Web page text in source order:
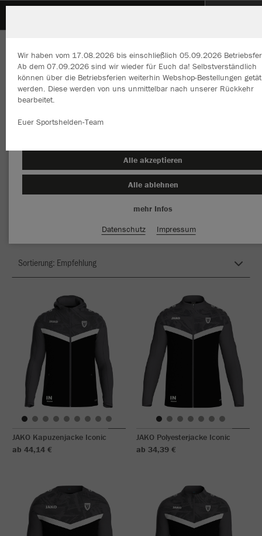
Herzlich Willkommen im Teamshop SpVgg
Renningen
JAKO Kapuzenjacke Iconic
ab 44,14 €
JAKO Polyesterjacke Iconic
ab 34,39 €
Wir haben vom 17.08.2026 bis einschließlich 05.09.2026
Ab dem 07.09.2026 sind wir wieder für Euch da! Selbstverständlich
können über die Betriebsferien weiterhin Webshop-Bestellungen
werden. Diese werden von uns unmittelbar nach unserer Rückkehr
bearbeitet.
Euer Sportshelden-Team
Wir verwenden Cookies
Inhalte anzeigen und unsere Website verbessern. Weitere
Alle akzeptieren
Alle ablehnen
mehr Infos
Datenschutz
Impressum